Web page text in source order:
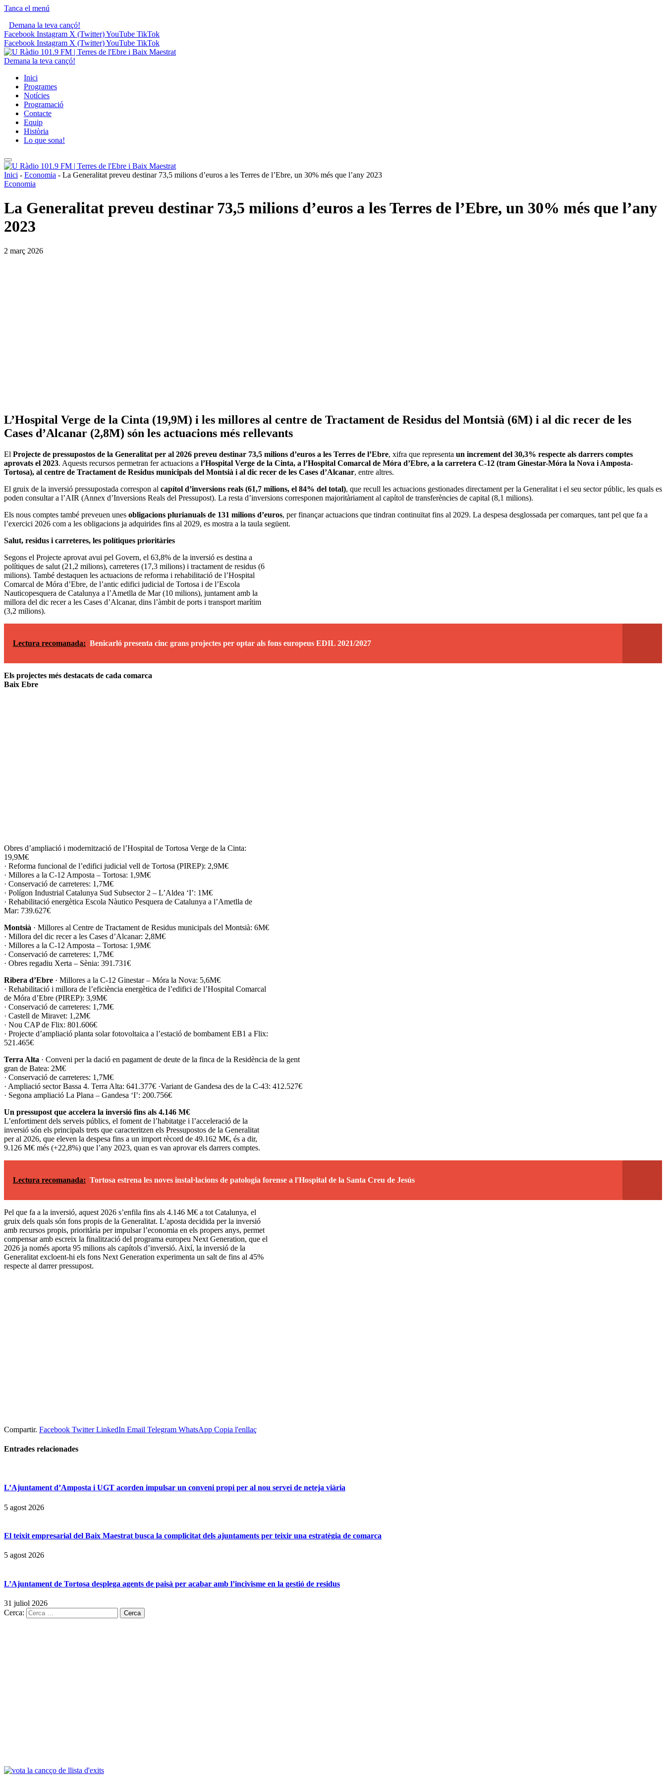
Tanca el menú
Demana la teva cançó!
Facebook Instagram X (Twitter)YouTube TikTok
Facebook Instagram X (Twitter)YouTube TikTok
Demana la teva cançó!
Inici
Programes
Notícies
Programació
Contacte
Equip
Història
Lo que sona!
Inici - Economia - La Generalitat preveu destinar 73,5 milions d’euros a les Terres de l’Ebre, un 30% més que l’any 2023
Economia
La Generalitat preveu destinar 73,5 milions d’euros a les Terres de l’Ebre, un 30% més que l’any
2023
2 març 2026
L’Hospital Verge de la Cinta (19,9M) i les millores al centre de Tractament de Residus del Montsià (6M) i al dic recer de les
Cases d’Alcanar (2,8M) són les actuacions més rellevants
El Projecte de pressupostos de la Generalitat per al 2026 preveu destinar 73,5 milions d’euros a les Terres de l’Ebre, xifra que representa un increment del 30,3% respecte als darrers comptes
aprovats el 2023. Aquests recursos permetran fer actuacions a l’Hospital Verge de la Cinta, a l’Hospital Comarcal de Móra d’Ebre, a la carretera C-12 (tram Ginestar-Móra la Nova i Amposta-
Tortosa), al centre de Tractament de Residus municipals del Montsià i al dic recer de les Cases d’Alcanar, entre altres.
El gruix de la inversió pressupostada correspon al capítol d’inversions reals (61,7 milions, el 84% del total), que recull les actuacions gestionades directament per la Generalitat i el seu sector públic, les quals es
poden consultar a l’AIR (Annex d’Inversions Reals del Pressupost). La resta d’inversions corresponen majoritàriament al capítol de transferències de capital (8,1 milions).
Els nous comptes també preveuen unes obligacions plurianuals de 131 milions d’euros, per finançar actuacions que tindran continuïtat fins al 2029. La despesa desglossada per comarques, tant pel que fa a
l’exercici 2026 com a les obligacions ja adquirides fins al 2029, es mostra a la taula següent.
Salut, residus i carreteres, les polítiques prioritàries
Segons el Projecte aprovat avui pel Govern, el 63,8% de la inversió es destina a
polítiques de salut (21,2 milions), carreteres (17,3 milions) i tractament de residus (6
milions). També destaquen les actuacions de reforma i rehabilitació de l’Hospital
Comarcal de Móra d’Ebre, de l’antic edifici judicial de Tortosa i de l’Escola
Nauticopesquera de Catalunya a l’Ametlla de Mar (10 milions), juntament amb la
millora del dic recer a les Cases d’Alcanar, dins l’àmbit de ports i transport marítim
(3,2 milions).
Lectura recomanada: Benicarló presenta cinc grans projectes per optar als fons europeus EDIL 2021/2027
Els projectes més destacats de cada comarca
Baix Ebre
Obres d’ampliació i modernització de l’Hospital de Tortosa Verge de la Cinta:
19,9M€
· Reforma funcional de l’edifici judicial vell de Tortosa (PIREP): 2,9M€
· Millores a la C-12 Amposta – Tortosa: 1,9M€
· Conservació de carreteres: 1,7M€
· Polígon Industrial Catalunya Sud Subsector 2 – L’Aldea ‘I’: 1M€
· Rehabilitació energètica Escola Nàutico Pesquera de Catalunya a l’Ametlla de
Mar: 739.627€
Montsià · Millores al Centre de Tractament de Residus municipals del Montsià: 6M€
· Millora del dic recer a les Cases d’Alcanar: 2,8M€
· Millores a la C-12 Amposta – Tortosa: 1,9M€
· Conservació de carreteres: 1,7M€
· Obres regadiu Xerta – Sènia: 391.731€
Ribera d’Ebre · Millores a la C-12 Ginestar – Móra la Nova: 5,6M€
· Rehabilitació i millora de l’eficiència energètica de l’edifici de l’Hospital Comarcal
de Móra d’Ebre (PIREP): 3,9M€
· Conservació de carreteres: 1,7M€
· Castell de Miravet: 1,2M€
· Nou CAP de Flix: 801.606€
· Projecte d’ampliació planta solar fotovoltaica a l’estació de bombament EB1 a Flix:
521.465€
Terra Alta · Conveni per la dació en pagament de deute de la finca de la Residència de la gent
gran de Batea: 2M€
· Conservació de carreteres: 1,7M€
· Ampliació sector Bassa 4. Terra Alta: 641.377€ ·Variant de Gandesa des de la C-43: 412.527€
· Segona ampliació La Plana – Gandesa ‘I’: 200.756€
Un pressupost que accelera la inversió fins als 4.146 M€
L’enfortiment dels serveis públics, el foment de l’habitatge i l’acceleració de la
inversió són els principals trets que caracteritzen els Pressupostos de la Generalitat
per al 2026, que eleven la despesa fins a un import rècord de 49.162 M€, és a dir,
9.126 M€ més (+22,8%) que l’any 2023, quan es van aprovar els darrers comptes.
Lectura recomanada: Tortosa estrena les noves instal·lacions de patologia forense a l'Hospital de la Santa Creu de Jesús
Pel que fa a la inversió, aquest 2026 s’enfila fins als 4.146 M€ a tot Catalunya, el
gruix dels quals són fons propis de la Generalitat. L’aposta decidida per la inversió
amb recursos propis, prioritària per impulsar l’economia en els propers anys, permet
compensar amb escreix la finalització del programa europeu Next Generation, que el
2026 ja només aporta 95 milions als capítols d’inversió. Així, la inversió de la
Generalitat excloent-hi els fons Next Generation experimenta un salt de fins al 45%
respecte al darrer pressupost.
Compartir. Facebook Twitter LinkedIn Email Telegram WhatsApp Copia l'enllaç
Entrades relacionades
L’Ajuntament d’Amposta i UGT acorden impulsar un conveni propi per al nou servei de neteja viària
5 agost 2026
El teixit empresarial del Baix Maestrat busca la complicitat dels ajuntaments per teixir una estratègia de comarca
5 agost 2026
L’Ajuntament de Tortosa desplega agents de paisà per acabar amb l’incivisme en la gestió de residus
31 juliol 2026
Cerca: